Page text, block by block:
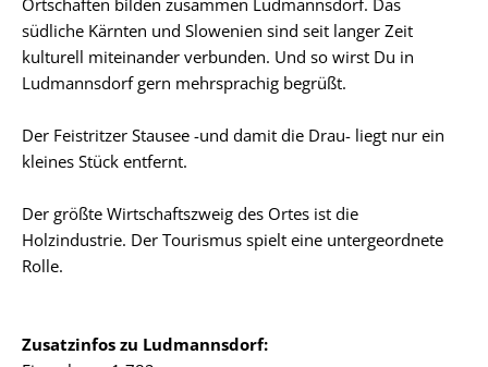
südliche Kärnten und Slowenien sind seit langer Zeit
kulturell miteinander verbunden. Und so wirst Du in
Ludmannsdorf gern mehrsprachig begrüßt.
Der Feistritzer Stausee -und damit die Drau- liegt nur ein
kleines Stück entfernt.
Der größte Wirtschaftszweig des Ortes ist die
Holzindustrie. Der Tourismus spielt eine untergeordnete
Rolle.
Zusatzinfos zu Ludmannsdorf: